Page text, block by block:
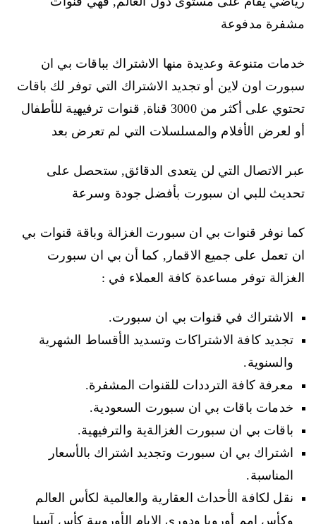
مشفرة مدفوعة
خدمات متنوعة وعديدة منها الاشتراك بباقات بي ان
سبورت اون لاين أو تجديد الاشتراك التي توفر لك باقات
تحتوي على أكثر من 3000 قناة, قنوات ترفيهية للأطفال
أو لعرض الأفلام والمسلسلات التي لم تعرض بعد
عبر الاتصال التي لن يتعدى الدقائق, ستحصل على
تحديث للبي ان سبورت بأفضل جودة وسرعة
كما نوفر قنوات بي ان سبورت الغزالة وباقة قنوات بي
ان تعمل على جميع الاقمار, كما أن بي ان سبورت
الغزالة توفر مساعدة كافة العملاء في :
الاشتراك في قنوات بي ان سبورت.
تجديد كافة الاشتراكات وتسديد الأقساط الشهرية
والسنوية.
معرفة كافة الترددات للقنوات المشفرة.
خدمات باقات بي ان سبورت السعودية.
باقات بي ان سبورت الغزالةية والترفيهية.
اشتراك بي ان سبورت وتجديد اشتراك بالأسعار
المناسبة.
نقل لكافة الأحداث العقارية والعالمية لكأس العالم
وكأس امم أوروبا ودوري الايام الأوروبية كأس آسيا